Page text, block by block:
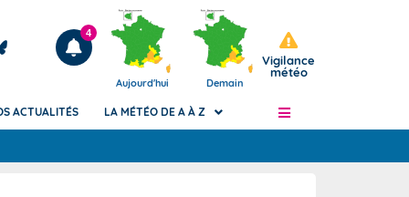
Articles
4
Aujourd'hui Demain
Vigilance
météo
ACTUALITÉS LA MÉTÉO DE A À Z